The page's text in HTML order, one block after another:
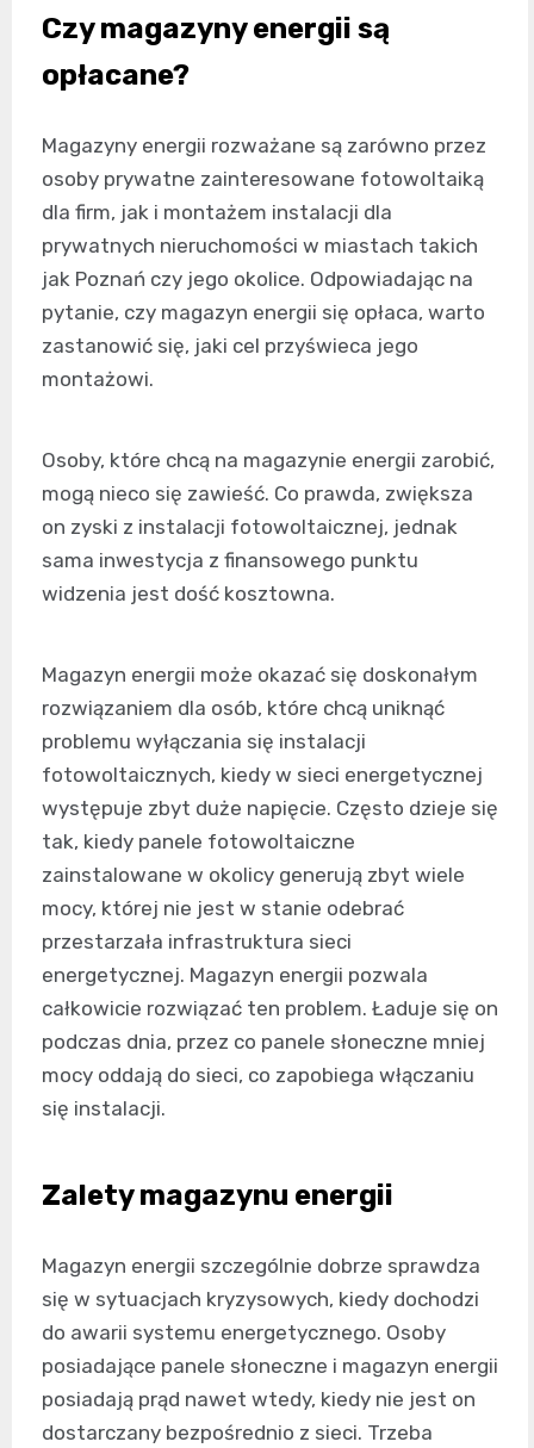
Czy magazyny energii są
opłacane?
Magazyny energii rozważane są zarówno przez
osoby prywatne zainteresowane fotowoltaiką
dla firm, jak i montażem instalacji dla
prywatnych nieruchomości w miastach takich
jak Poznań czy jego okolice. Odpowiadając na
pytanie, czy magazyn energii się opłaca, warto
zastanowić się, jaki cel przyświeca jego
montażowi.
Osoby, które chcą na magazynie energii zarobić,
mogą nieco się zawieść. Co prawda, zwiększa
on zyski z instalacji fotowoltaicznej, jednak
sama inwestycja z finansowego punktu
widzenia jest dość kosztowna.
Magazyn energii może okazać się doskonałym
rozwiązaniem dla osób, które chcą uniknąć
problemu wyłączania się instalacji
fotowoltaicznych, kiedy w sieci energetycznej
występuje zbyt duże napięcie. Często dzieje się
tak, kiedy panele fotowoltaiczne
zainstalowane w okolicy generują zbyt wiele
mocy, której nie jest w stanie odebrać
przestarzała infrastruktura sieci
energetycznej. Magazyn energii pozwala
całkowicie rozwiązać ten problem. Ładuje się on
podczas dnia, przez co panele słoneczne mniej
mocy oddają do sieci, co zapobiega włączaniu
się instalacji.
Zalety magazynu energii
Magazyn energii szczególnie dobrze sprawdza
się w sytuacjach kryzysowych, kiedy dochodzi
do awarii systemu energetycznego. Osoby
posiadające panele słoneczne i magazyn energii
posiadają prąd nawet wtedy, kiedy nie jest on
dostarczany bezpośrednio z sieci. Trzeba